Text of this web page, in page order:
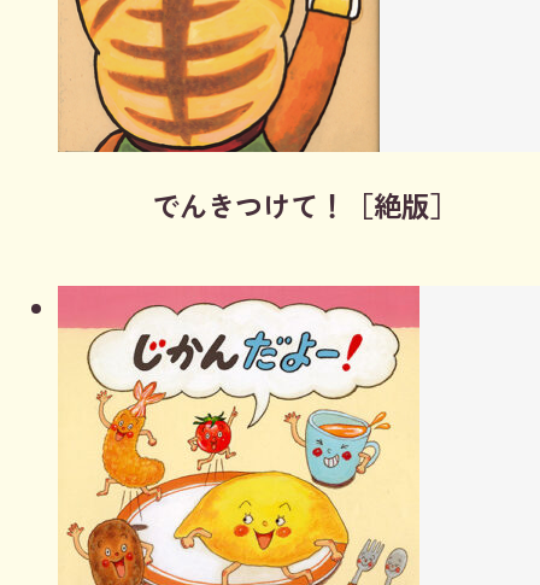
でんきつけて！［絶版］